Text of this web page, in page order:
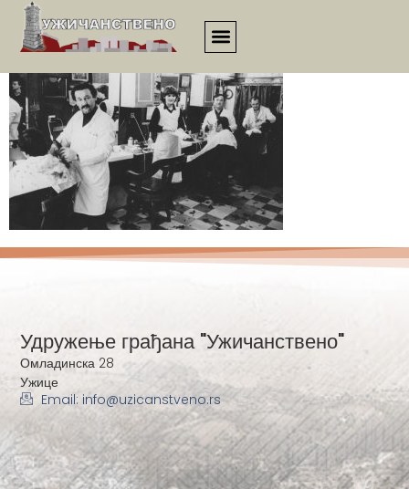
00308
Удружење грађана "Ужичанствено"
Омладинска 28
Ужице
Email: info@uzicanstveno.rs